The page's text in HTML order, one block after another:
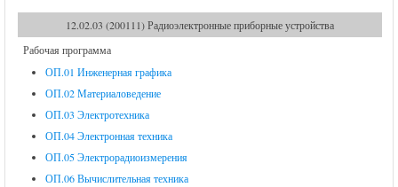
12.02.03 (200111) Радиоэлектронные приборные устройства
Рабочая программа
ОП.01 Инженерная графика
ОП.02 Материаловедение
ОП.03 Электротехника
ОП.04 Электронная техника
ОП.05 Электрорадиоизмерения
ОП.06 Вычислительная техника